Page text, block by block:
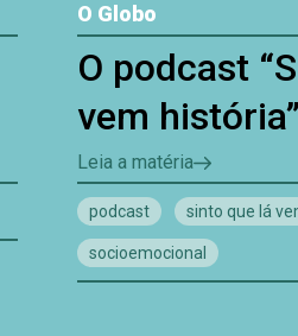
O Globo
O podcast
vem história”
Leia a matéria
podcast sinto que lá
socioemocional